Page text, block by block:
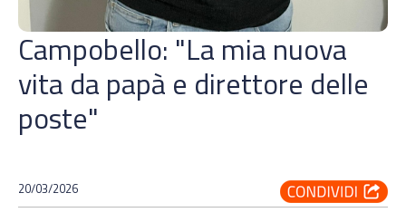
Campobello: "La mia nuova
vita da papà e direttore delle
poste"
20/03/2026